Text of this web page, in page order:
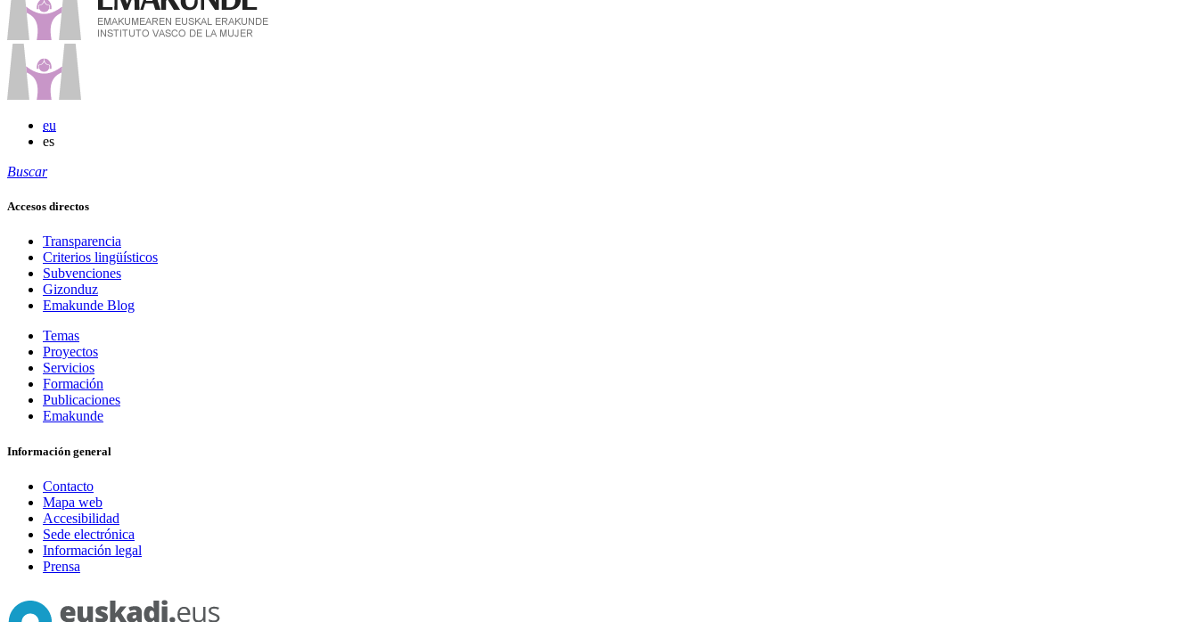
eu
es
Buscar
Accesos directos
Transparencia
Criterios lingüísticos
Subvenciones
Gizonduz
Emakunde Blog
Temas
Proyectos
Servicios
Formación
Publicaciones
Emakunde
Información general
Contacto
Mapa web
Accesibilidad
Sede electrónica
Información legal
Prensa